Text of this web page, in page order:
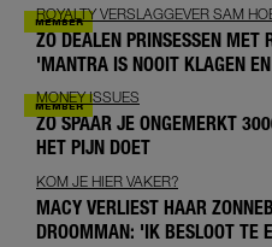
ROYALTY VERSLAGGEVER SAM
ZO DEALEN PRINSESSEN MET
'MANTRA IS NOOIT KLAGEN
MONEY ISSUES
ZO SPAAR JE ONGEMERKT
HET PIJN DOET
KOM JE HIER VAKER?
MACY VERLIEST HAAR
DROOMMAN: 'IK BESLOOT TE